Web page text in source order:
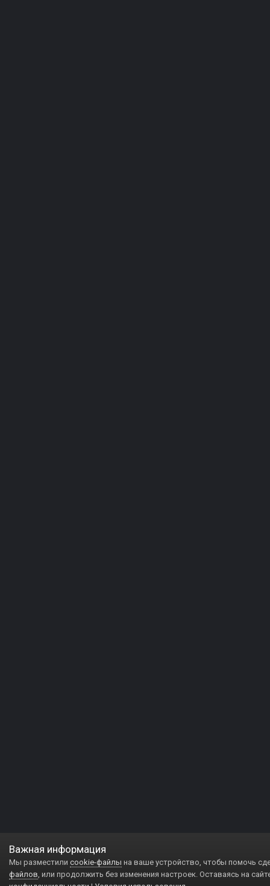
Важная информация
Мы разместили cookie-файлы на ваше устройство, чтобы помочь
файлов, или продолжить без изменения настроек. Оставаясь на